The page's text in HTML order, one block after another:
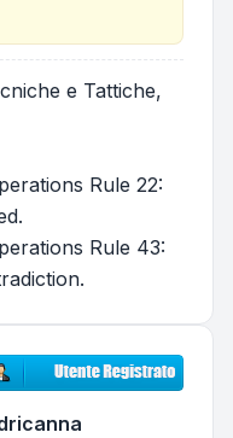
e Tattiche,
Rule 22:
Rule 43: